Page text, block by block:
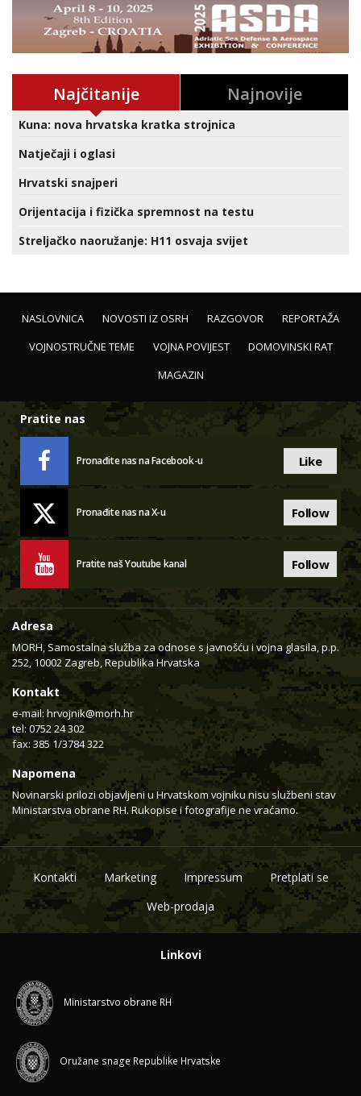
Najčitanije Najnovije
Kuna: nova hrvatska kratka strojnica
Natječaji i oglasi
Hrvatski snajperi
Orijentacija i fizička spremnost na testu
Streljačko naoružanje: H11 osvaja svijet
NASLOVNICA NOVOSTI IZ OSRH RAZGOVOR
REPORTAŽA
VOJNOSTRUČNE TEME
VOJNA POVIJEST
DOMOVINSKI RAT
MAGAZIN
Pratite nas
Pronađite nas na Facebook-u Like
Pronađite nas na X-u Follow
Pratite naš Youtube kanal Follow
Adresa
MORH, Samostalna služba za odnose s javnošću i vojna glasila, p.p.
252, 10002 Zagreb, Republika Hrvatska
Kontakt
e-mail: hrvojnik@morh.hr
tel: 0752 24 302
fax: 385 1/3784 322
Napomena
Novinarski prilozi objavljeni u Hrvatskom vojniku nisu službeni stav
Ministarstva obrane RH. Rukopise i fotografije ne vraćamo.
Kontakti Marketing Impressum
Pretplati se
Web-prodaja
Linkovi
Ministarstvo obrane RH
Oružane snage Republike Hrvatske